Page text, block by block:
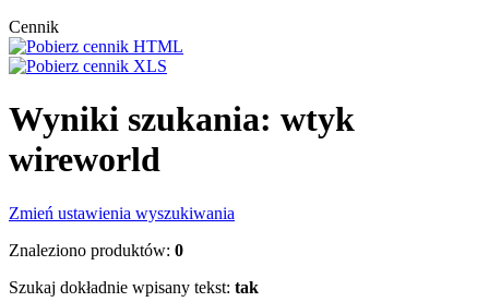
Cennik
Wyniki szukania: wtyk
wireworld
Zmień ustawienia wyszukiwania
Znaleziono produktów: 0
Szukaj dokładnie wpisany tekst: tak